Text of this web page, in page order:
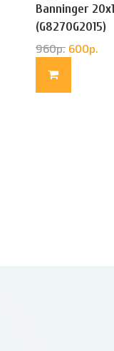
Banninger
(G8270G2015)
960р. 600р.